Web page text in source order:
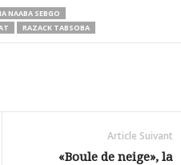
NAABA SEBGO
RAZACK TABSOBA
Article Suivant
«Boule de neige», la